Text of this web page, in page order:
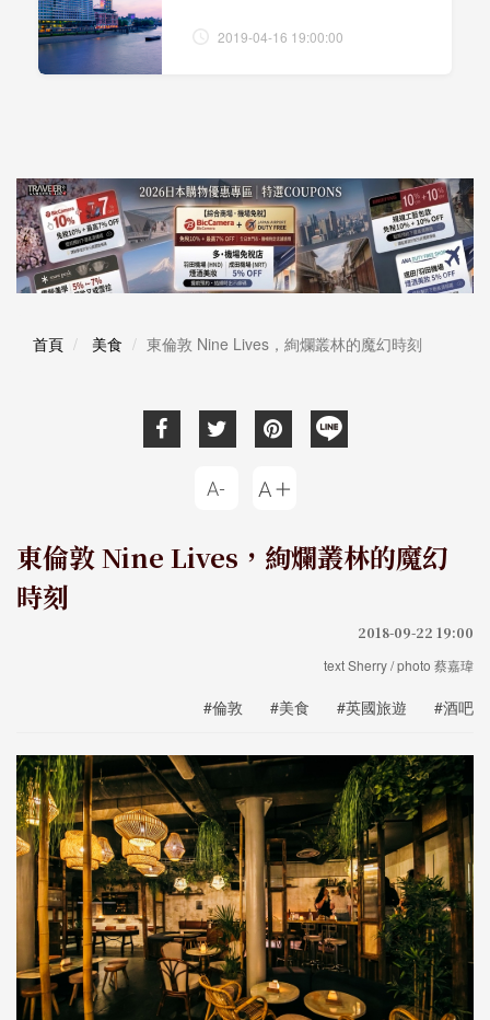
2019-04-16 19:00:00
首頁 美食 東倫敦 Nine Lives，絢爛叢林的魔幻時刻
東倫敦 Nine Lives，絢爛叢林的魔幻
時刻
2018-09-22 19:00
text Sherry / photo 蔡嘉瑋
#倫敦 #美食 #英國旅遊 #酒吧